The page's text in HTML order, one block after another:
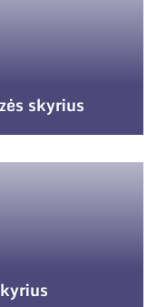
skyrius